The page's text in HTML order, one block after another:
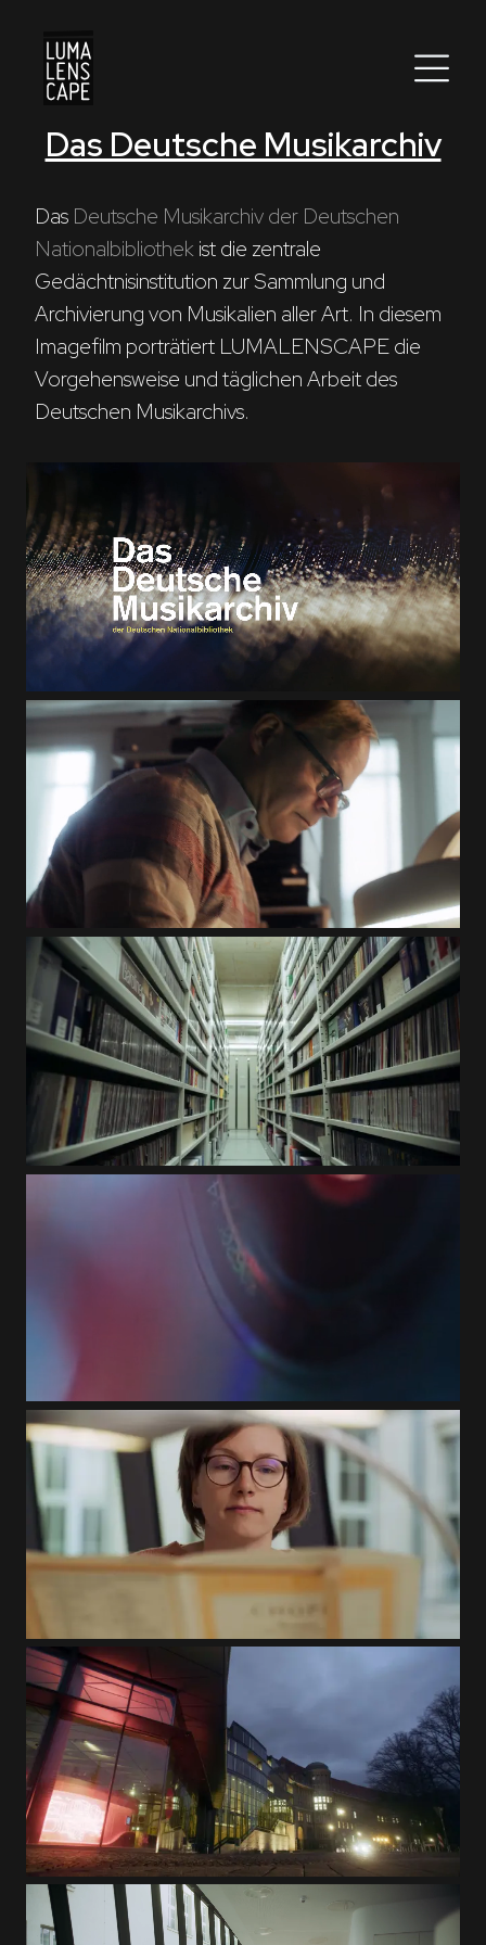
Corporate
Production / Services
About
DEU ENG Suche
Das Deutsche Musikarchiv
Das Deutsche Musikarchiv der Deutschen
Nationalbibliothek ist die zentrale
Gedächtnisinstitution zur Sammlung und
Archivierung von Musikalien aller Art. In diesem
Imagefilm porträtiert LUMALENSCAPE die
Vorgehensweise und täglichen Arbeit des
Deutschen Musikarchivs.